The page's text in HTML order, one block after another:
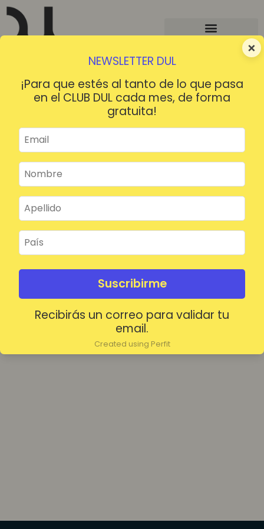
×
NEWSLETTER DUL
¡Para que estés al tanto de lo que pasa
en el CLUB DUL cada mes, de forma
gratuita!
Suscribirme
Recibirás un correo para validar tu
email.
Created using Perfit
¡HOLA!
Mantenerme conectado
Acceder